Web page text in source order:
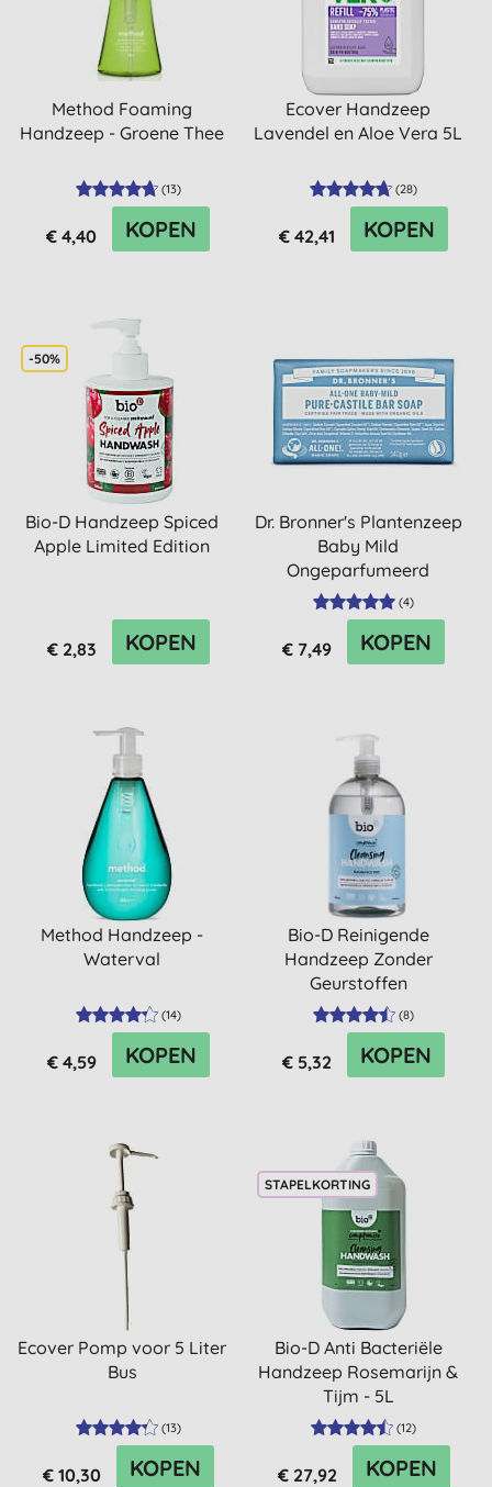
Method Foaming
Handzeep - Groene Thee
(13)
€ 4,40 KOPEN
Ecover Handzeep
Lavendel en Aloe Vera 5L
(28)
€ 42,41 KOPEN
-50%
Bio-D Handzeep Spiced
Apple Limited Edition
€ 2,83 KOPEN
Dr. Bronner's Plantenzeep
Baby Mild
Ongeparfumeerd
(4)
€ 7,49 KOPEN
Method Handzeep -
Waterval
(14)
€ 4,59 KOPEN
Bio-D Reinigende
Handzeep Zonder
Geurstoffen
(8)
€ 5,32 KOPEN
Ecover Pomp voor 5 Liter
Bus
(13)
€ 10,30 KOPEN
STAPELKORTING
Bio-D Anti Bacteriële
Handzeep Rosemarijn &
Tijm - 5L
(12)
€ 27,92 KOPEN